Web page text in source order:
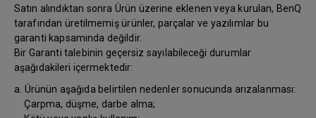
Satın alındıktan sonra Ürün üzerine eklenen veya kurulan, BenQ
tarafından üretilmemiş ürünler, parçalar ve yazılımlar bu
garanti kapsamında değildir.
Bir Garanti talebinin geçersiz sayılabileceği durumlar
aşağıdakileri içermektedir:
a. Ürünün aşağıda belirtilen nedenler sonucunda arızalanması:
Çarpma, düşme, darbe alma;